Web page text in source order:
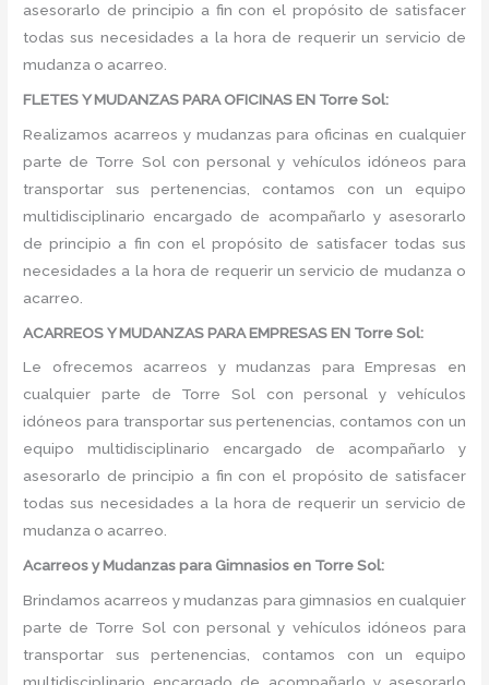
asesorarlo de principio a fin con el propósito de satisfacer
todas sus necesidades a la hora de requerir un servicio de
mudanza o acarreo.
FLETES Y MUDANZAS PARA OFICINAS EN Torre Sol:
Realizamos acarreos y mudanzas para oficinas en cualquier
parte de Torre Sol con personal y vehículos idóneos para
transportar sus pertenencias, contamos con un equipo
multidisciplinario encargado de acompañarlo y asesorarlo
de principio a fin con el propósito de satisfacer todas sus
necesidades a la hora de requerir un servicio de mudanza o
acarreo.
ACARREOS Y MUDANZAS PARA EMPRESAS EN Torre Sol:
Le ofrecemos acarreos y mudanzas para Empresas en
cualquier parte de Torre Sol con personal y vehículos
idóneos para transportar sus pertenencias, contamos con un
equipo multidisciplinario encargado de acompañarlo y
asesorarlo de principio a fin con el propósito de satisfacer
todas sus necesidades a la hora de requerir un servicio de
mudanza o acarreo.
Acarreos y Mudanzas para Gimnasios en Torre Sol:
Brindamos acarreos y mudanzas para gimnasios en cualquier
parte de Torre Sol con personal y vehículos idóneos para
transportar sus pertenencias, contamos con un equipo